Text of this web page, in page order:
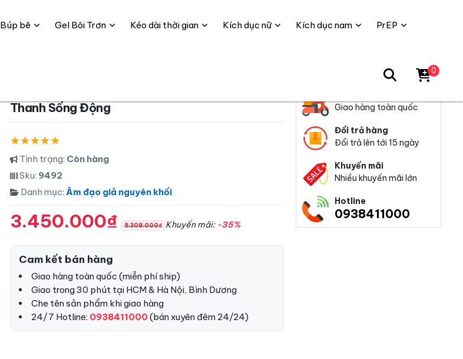
Thanh Sống Động
Tình trạng: Còn hàng
Sku: 9492
Danh mục: Âm đạo giả nguyên khối
3.450.000₫ 5.308.000₫ Khuyến mãi: -35%
Cam kết bán hàng
Giao hàng toàn quốc (miễn phí ship)
Giao trong 30 phút tại HCM & Hà Nội, Bình Dương
Che tên sản phẩm khi giao hàng
24/7 Hotline: 0938411000(bán xuyên đêm 24/24)
Giao hàng toàn quốc
Đổi trả hàng
Đổi trả lên tới 15 ngày
Khuyến mãi
Nhiều khuyến mãi lớn
Hotline
0938411000
Búp bê Gel Bôi Trơn Kéo dài thời gian Kích dục nữ Kích dục nam PrEP
0